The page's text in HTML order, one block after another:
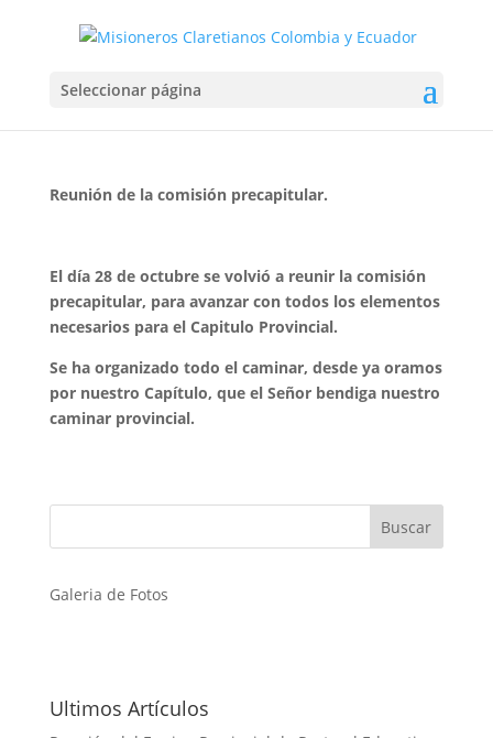
Seleccionar página
Oct 28, 2021
Reunión de la comisión precapitular.
El día 28 de octubre se volvió a reunir la comisión
precapitular, para avanzar con todos los elementos
necesarios para el Capitulo Provincial.
Se ha organizado todo el caminar, desde ya oramos
por nuestro Capítulo, que el Señor bendiga nuestro
caminar provincial.
Galeria de Fotos
Ultimos Artículos